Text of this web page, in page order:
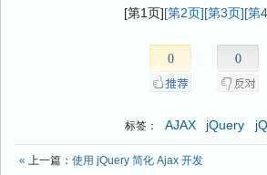
[第1页][第2页][第3页][第
0 0
标签： AJAX jQuery
« 上一篇： 使用 jQuery 简化 Ajax 开发